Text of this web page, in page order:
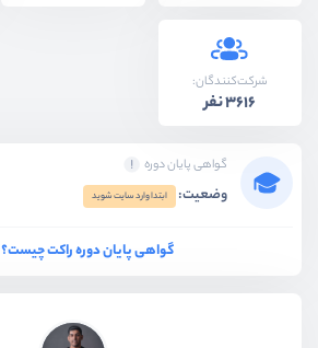
شرکت‌کنندگان:
3616 نفر
گواهی پایان دوره
وضعیت: ابتدا وارد سایت شوید
گواهی پایان دوره راکت چیست؟